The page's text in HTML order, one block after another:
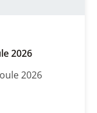
2026
2026